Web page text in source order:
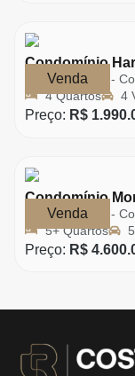
Venda
Condomínio
Rua Marte -
4 Quartos
4
Preço: R$
Venda
Condomínio
Rua Marte -
5+ Quartos
Preço: R$